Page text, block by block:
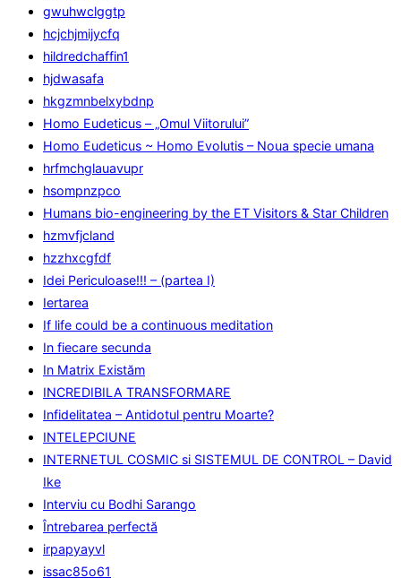
gwuhwclggtp
hcjchjmijycfq
hildredchaffin1
hjdwasafa
hkgzmnbelxybdnp
Homo Eudeticus – „Omul Viitorului”
Homo Eudeticus ~ Homo Evolutis – Noua specie umana
hrfmchglauavupr
hsompnzpco
Humans bio-engineering by the ET Visitors & Star Children
hzmvfjcland
hzzhxcgfdf
Idei Periculoase!!! – (partea I)
Iertarea
If life could be a continuous meditation
In fiecare secunda
In Matrix Existăm
INCREDIBILA TRANSFORMARE
Infidelitatea – Antidotul pentru Moarte?
INTELEPCIUNE
INTERNETUL COSMIC si SISTEMUL DE CONTROL – David
Ike
Interviu cu Bodhi Sarango
Întrebarea perfectă
irpapyayvl
issac85o61